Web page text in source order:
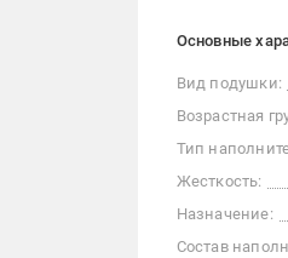
Основные
Вид подушки:
Возрастная
Тип
Жесткость:
Назначение:
Состав